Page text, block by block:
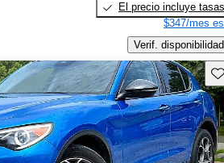
El precio incluye tasas
$347/mes
Verif. disponibilidad